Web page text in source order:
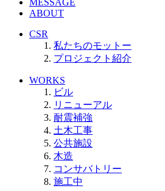
MESSAGE
ABOUT
CSR
私たちのモットー
プロジェクト紹介
WORKS
ビル
リニューアル
耐震補強
土木工事
公共施設
木造
コンサバトリー
施工中